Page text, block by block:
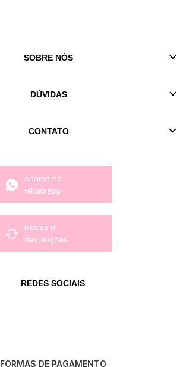
SOBRE NÓS
DÚVIDAS
CONTATO
chama no
whatsapp
trocas e
devoluções
REDES SOCIAIS
FORMAS DE PAGAMENTO